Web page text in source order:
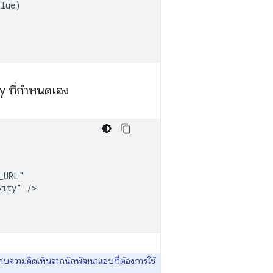
)
ที่กําหนดเอง
บความคิดเห็นจากนักพัฒนาแอปที่ต้องการใช้